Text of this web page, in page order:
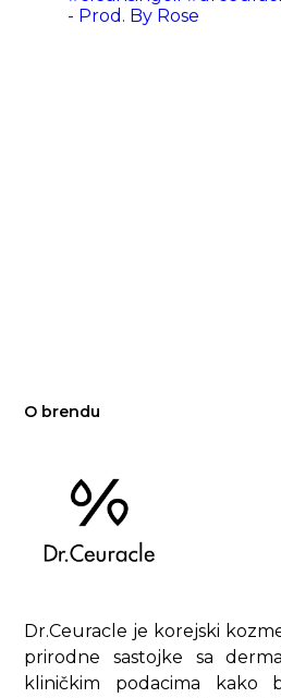
- Prod. By Rose
O brendu
Dr.Ceuracle je korejski
prirodne sastojke sa
kliničkim podacima kako